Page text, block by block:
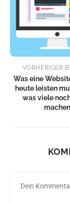
VORHERIGER
Was eine
heute leisten
was viele
machen